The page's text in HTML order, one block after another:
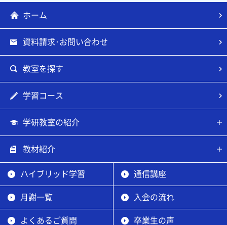
ホーム
資料請求･お問い合わせ
教室を探す
学習コース
学研教室の紹介
教材紹介
ハイブリッド学習 通信講座
月謝一覧 入会の流れ
よくあるご質問 卒業生の声